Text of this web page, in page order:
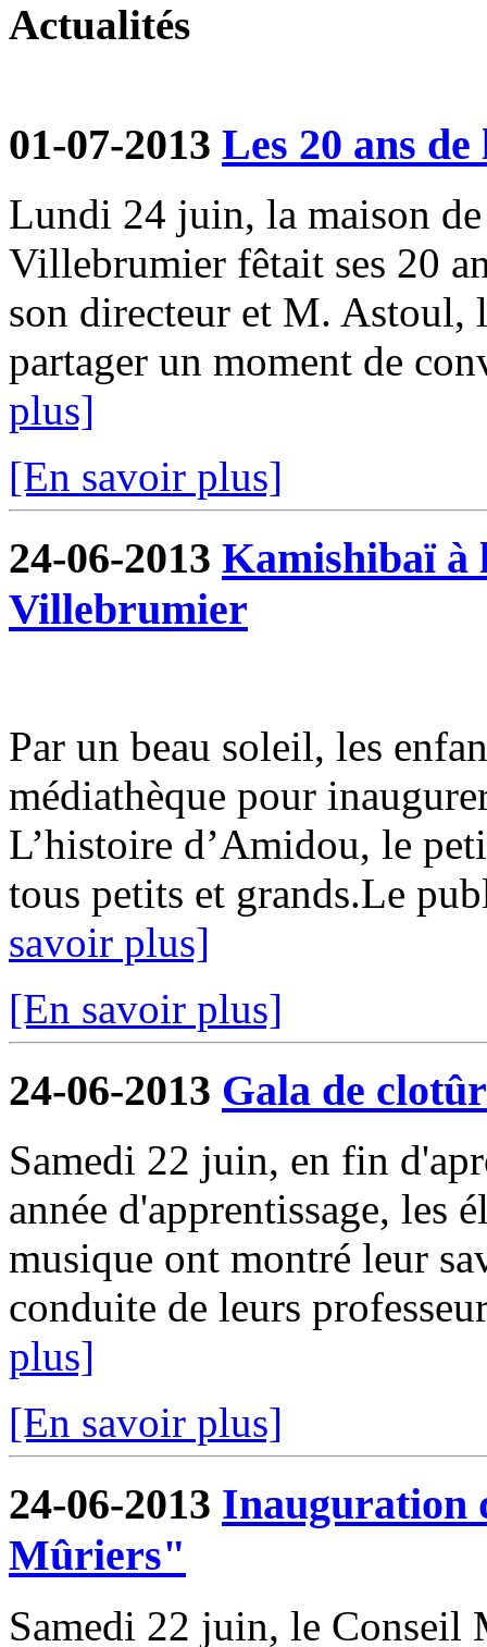
Actualités
01-07-2013 Les 20 ans
Lundi 24 juin, la maison de
Villebrumier fêtait ses 20
son directeur et M.
partager un moment de
plus]
[En savoir plus]
24-06-2013 Kamishibaï à
Villebrumier
Par un beau soleil, les
médiathèque pour
L’histoire d’Amidou, le
tous petits et grands.Le
savoir plus]
[En savoir plus]
24-06-2013 Gala de
Samedi 22 juin, en fin
année d'apprentissage, les
musique ont montré leur
conduite de leurs
plus]
[En savoir plus]
24-06-2013 Inauguration
Mûriers"
Samedi 22 juin, le